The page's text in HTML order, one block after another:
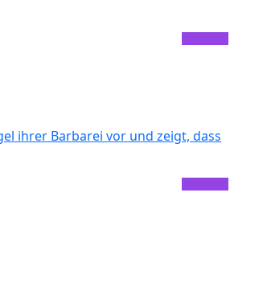
ihrer Barbarei vor und zeigt, dass